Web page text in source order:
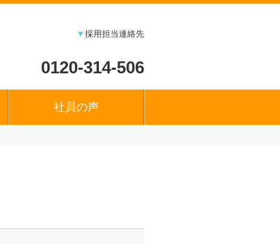
▼採用担当連絡先
0120-314-506
社員の声